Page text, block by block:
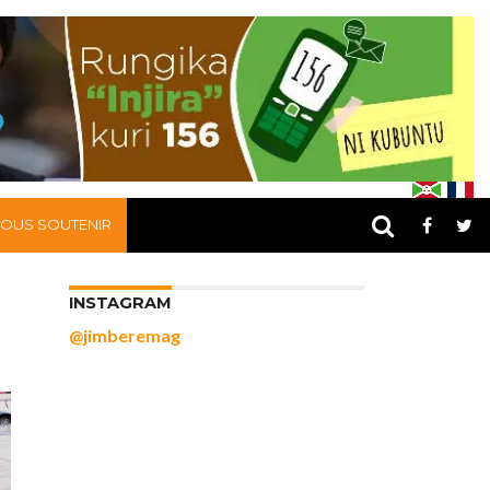
SOUTENIR
INSTAGRAM
@jimberemag